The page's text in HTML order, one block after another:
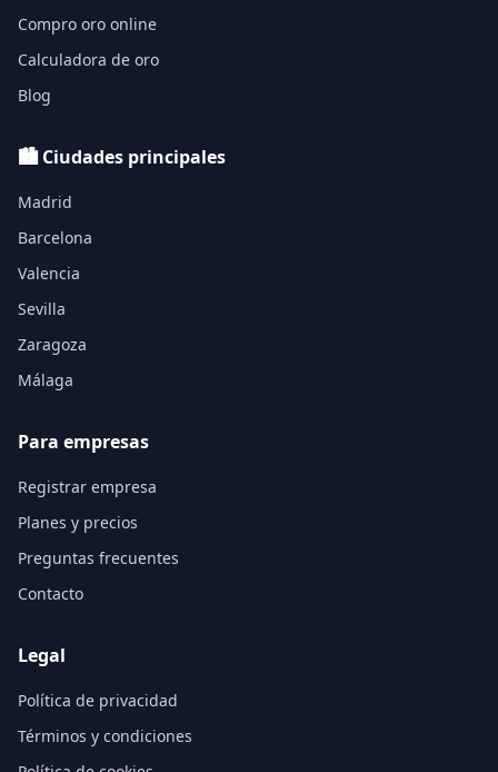
Compro oro online
Calculadora de oro
Blog
🏙️ Ciudades principales
Madrid
Barcelona
Valencia
Sevilla
Zaragoza
Málaga
Para empresas
Registrar empresa
Planes y precios
Preguntas frecuentes
Contacto
Legal
Política de privacidad
Términos y condiciones